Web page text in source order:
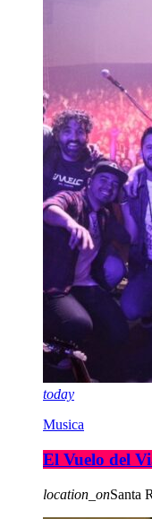
today
Musica
El Vuelo del
location_onSanta